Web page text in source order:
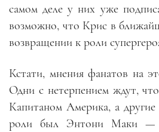
самом деле у них уже
возможно, что Крис в
возвращении к роли
Кстати, мнения фанатов на
Одни с нетерпением ждут,
Капитаном Америка, а
роли был Энтони Маки —